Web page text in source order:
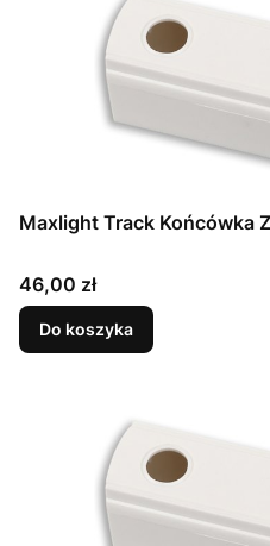
Maxlight Track Końcówka
Cena
46,00 zł
Do koszyka